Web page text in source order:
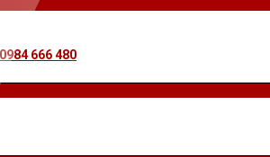
666 480